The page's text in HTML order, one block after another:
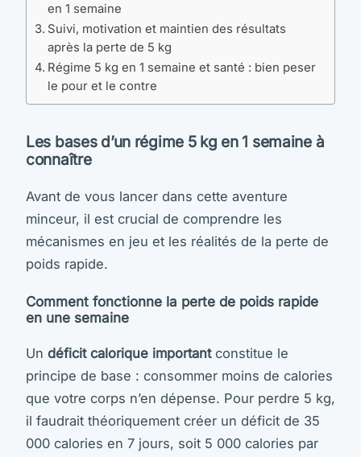
en 1 semaine
Suivi, motivation et maintien des résultats
après la perte de 5 kg
Régime 5 kg en 1 semaine et santé : bien peser
le pour et le contre
Les bases d’un régime 5 kg en 1 semaine à
connaître
Avant de vous lancer dans cette aventure
minceur, il est crucial de comprendre les
mécanismes en jeu et les réalités de la perte de
poids rapide.
Comment fonctionne la perte de poids rapide
en une semaine
Un déficit calorique importantconstitue le
principe de base : consommer moins de calories
que votre corps n’en dépense. Pour perdre 5 kg,
il faudrait théoriquement créer un déficit de 35
000 calories en 7 jours, soit 5 000 calories par